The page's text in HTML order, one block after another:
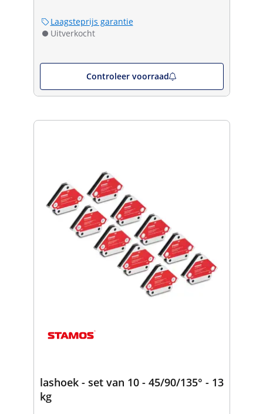
Laagsteprijs garantie
Uitverkocht
Controleer voorraad
lashoek - set van 10 - 45/90/135° - 13
kg